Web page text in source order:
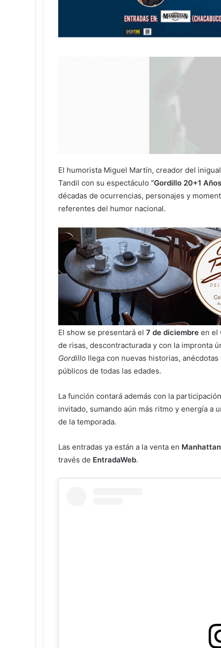
El humorista Miguel Martín, creador del
Tandil con su espectáculo “Gordillo 20+1
décadas de ocurrencias, personajes y
referentes del humor nacional.
El show se presentará el 7 de diciembre en el
de risas, descontracturada y con la impronta
Gordillo llega con nuevas historias,
públicos de todas las edades.
La función contará además con la
invitado, sumando aún más ritmo y energía a
de la temporada.
Las entradas ya están a la venta en
través de EntradaWeb.